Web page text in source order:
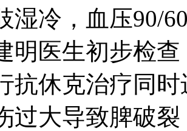
湿冷，血压90/
明医生初步检
抗休克治疗同
过大导致脾破